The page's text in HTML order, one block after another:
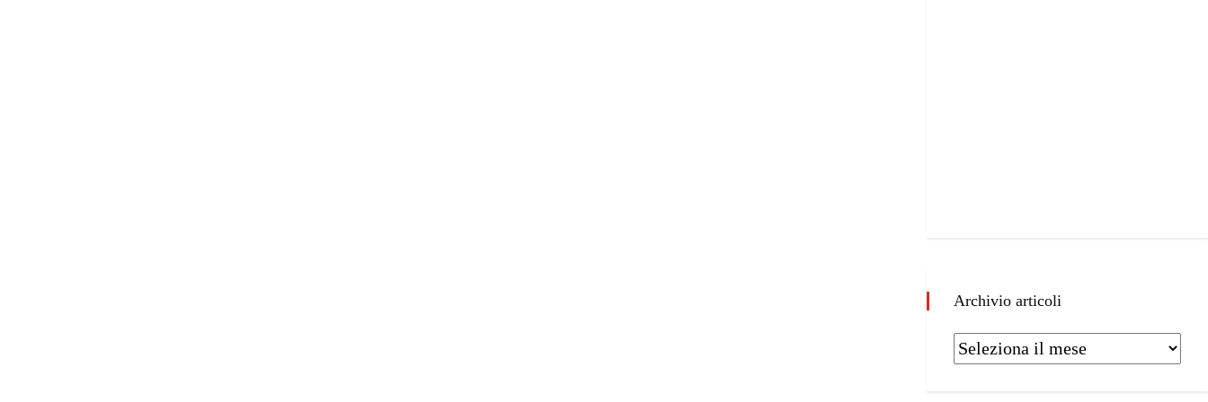
Archivio articoli